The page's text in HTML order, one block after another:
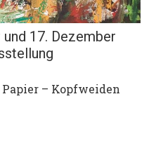
17. Dezember
– Kopfweiden